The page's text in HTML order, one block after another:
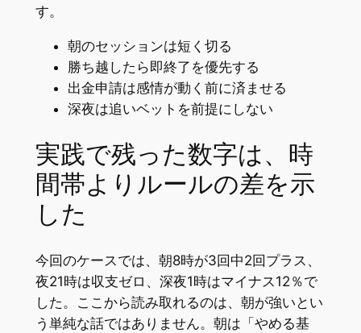
す。
朝のセッションは短く切る
勝ち越したら即終了を優先する
出金申請は感情が動く前に済ませる
深夜は追いベットを前提にしない
実践で残った数字は、時
間帯よりルールの差を示
した
今回のケースでは、朝8時が3回中2回プラス、
夜21時は収支ゼロ、深夜1時はマイナス12％で
した。ここから読み取れるのは、朝が強いとい
う単純な話ではありません。朝は「やめる基